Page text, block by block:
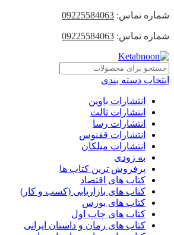
شماره تماس: 09225584063
شماره تماس: 09225584063
انتخاب دسته بندی
انتشارات باوین
انتشارات ثالث
انتشارات رسا
انتشارات ققنوس
انتشارات میلکان
به زودی
پرفروش ترین کتاب ها
کتاب های اقتصاد
کتاب های بازاریابی (کسب و کار)
کتاب های بورس
کتاب های چاپ اول
کتاب های رمان و داستان ایرانی